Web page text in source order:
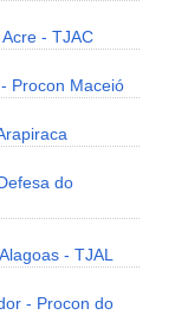
- TJAC
Procon Maceió
do
- TJAL
- Procon do